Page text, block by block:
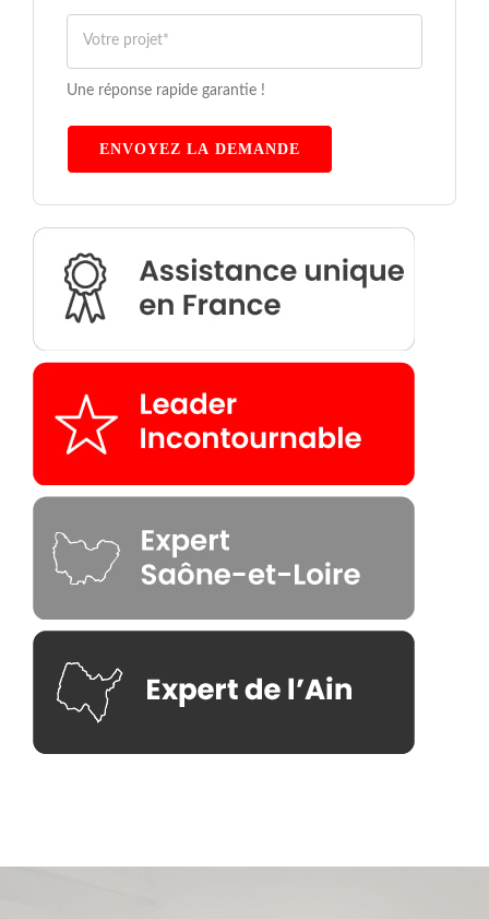
Une réponse rapide garantie !
ENVOYEZ LA DEMANDE